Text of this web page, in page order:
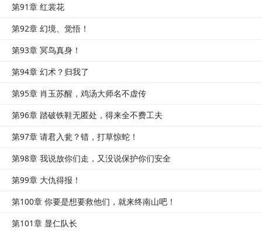
第91章 红裳花
第92章 幻境、觉悟！
第93章 冥鸟真身！
第94章 幻术？归我了
第95章 肖玉苏醒，鸡汤大师名不虚传
第96章 踏破铁鞋无匿处，得来全不费工夫
第97章 请君入瓮？错，打草惊蛇！
第98章 我说放你们走，又没说保护你们安全
第99章 大仇得报！
第100章 你要是想要救他们，就来终南山吧！
第101章 显仁队长